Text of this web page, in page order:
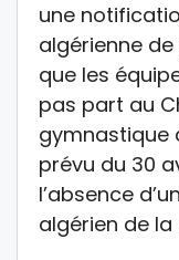
une
algérienne
que les
pas part au
gymnastique
prévu du 30
l’absence
algérien de